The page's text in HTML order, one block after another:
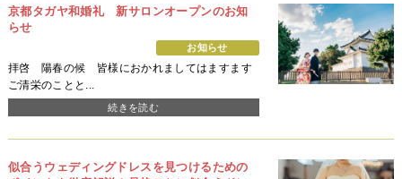
京都タガヤ和婚礼 新サロンオープンのお知
らせ
お知らせ
拝啓 陽春の候 皆様におかれましてはますます
ご清栄のことと...
続きを読む
似合うウェディングドレスを見つけるための